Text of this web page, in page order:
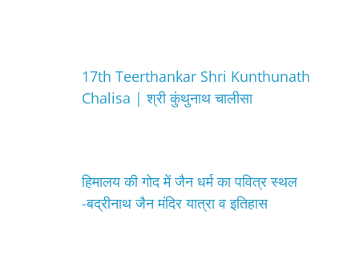
17th Teerthankar Shri Kunthunath
Chalisa | श्री कुंथुनाथ चालीसा
हिमालय की गोद में जैन धर्म का पवित्र स्थल
-बद्रीनाथ जैन मंदिर यात्रा व इतिहास